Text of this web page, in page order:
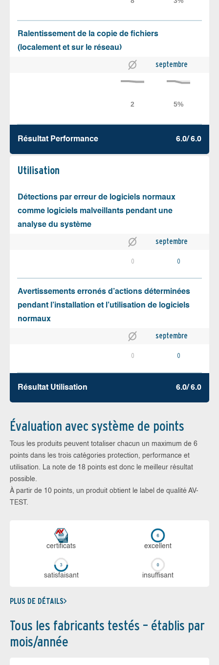
Ralentissement de la copie de fichiers
(localement et sur le réseau)
septembre
Résultat Performance 6.0/ 6.0
Utilisation
Détections par erreur de logiciels normaux
comme logiciels malveillants pendant une
analyse du système
septembre
0 0
Avertissements erronés d’actions déterminées
pendant l’installation et l’utilisation de logiciels
normaux
septembre
0 0
Résultat Utilisation 6.0/ 6.0
Évaluation avec système de points
Tous les produits peuvent totaliser chacun un maximum de 6
points dans les trois catégories protection, performance et
utilisation. La note de 18 points est donc le meilleur résultat
possible.
À partir de 10 points, un produit obtient le label de qualité AV-
TEST.
certi­ficats ex­cellent
sa­tis­fai­sant in­suf­fi­sant
PLUS DE DÉTAILS
Tous les fabricants testés – établis par
mois/année